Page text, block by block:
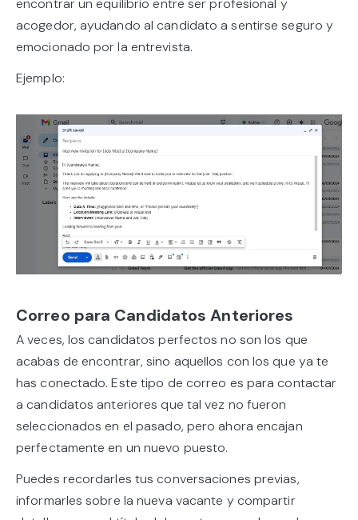
encontrar un equilibrio entre ser profesional y
acogedor, ayudando al candidato a sentirse seguro y
emocionado por la entrevista.
Ejemplo:
Correo para Candidatos Anteriores
A veces, los candidatos perfectos no son los que
acabas de encontrar, sino aquellos con los que ya te
has conectado. Este tipo de correo es para contactar
a candidatos anteriores que tal vez no fueron
seleccionados en el pasado, pero ahora encajan
perfectamente en un nuevo puesto.
Puedes recordarles tus conversaciones previas,
informarles sobre la nueva vacante y compartir